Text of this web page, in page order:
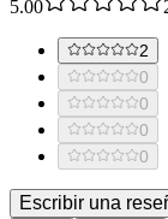
5.00
2
0
0
0
0
Escribir una